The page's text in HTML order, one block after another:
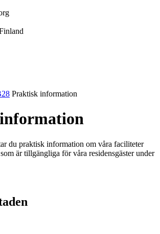
Praktisk information
du praktisk information om våra faciliteter
är tillgängliga för våra residensgäster under